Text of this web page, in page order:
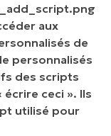
aux
de
personnalisés
des scripts
écrire ceci ». Ils
utilisé pour